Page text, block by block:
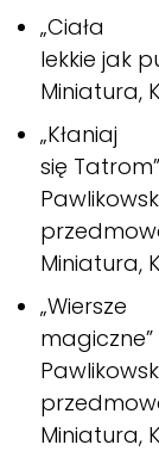
„Ciała
lekkie jak
Miniatura,
„Kłaniaj
się
Miniatura,
„Wiersze
Miniatura,